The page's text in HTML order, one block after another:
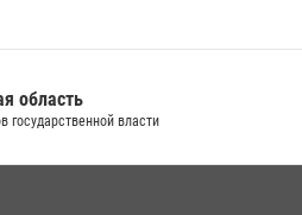
область
государственной власти